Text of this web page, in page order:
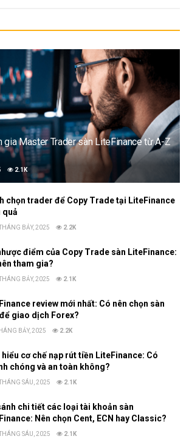
gia Master Trader sàn LiteFinance từ A-Z
2.1K
chọn trader để Copy Trade tại LiteFinance
quả
BẢY, 2025 2.2K
điểm của Copy Trade sàn LiteFinance:
tham gia?
BẢY, 2025 2.1K
review mới nhất: Có nên chọn sàn
giao dịch Forex?
BẢY, 2025 2.2K
cơ chế nạp rút tiền LiteFinance: Có
chóng và an toàn không?
SÁU, 2025 2.1K
chi tiết các loại tài khoản sàn
Nên chọn Cent, ECN hay Classic?
SÁU, 2025 2.1K